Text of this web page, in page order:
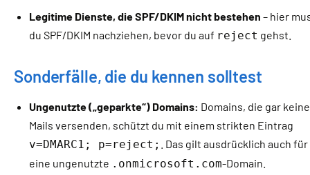
Legitime Dienste, die SPF/DKIM nicht bestehen – hier
du SPF/DKIM nachziehen, bevor du auf reject gehst.
Sonderfälle, die du kennen solltest
Ungenutzte („geparkte“) Domains: Domains, die gar keine
Mails versenden, schützt du mit einem strikten Eintrag
v=DMARC1; p=reject;
. Das gilt ausdrücklich auch für
eine ungenutzte .onmicrosoft.com-Domain.